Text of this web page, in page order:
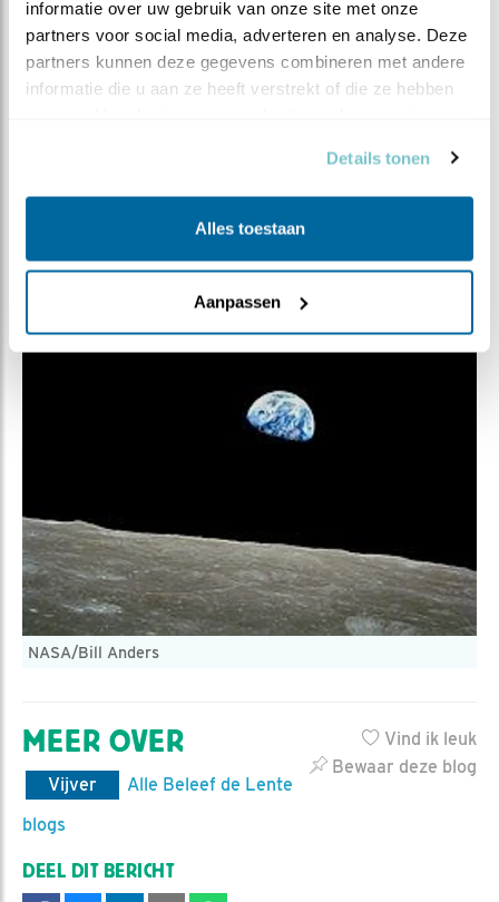
informatie over uw gebruik van onze site met onze
partners voor social media, adverteren en analyse. Deze
partners kunnen deze gegevens combineren met andere
informatie die u aan ze heeft verstrekt of die ze hebben
Details tonen
Alles toestaan
Aanpassen
maar ik denk wel dat het goed is als we ons bewust zijn
van wat er speelt.
Als u dat allang wist, dan dank ik u dat u niet op
NASA/Bill Anders
Vind ik leuk
Bewaar deze blog
MEER OVER
Vijver
Alle Beleef de Lente
blogs
DEEL DIT BERICHT